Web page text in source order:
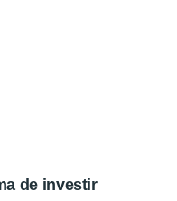
de investir